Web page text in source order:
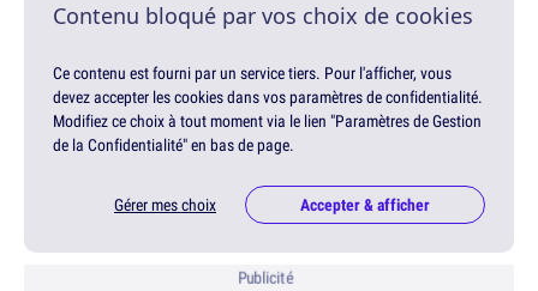
Contenu bloqué par vos choix de cookies
Ce contenu est fourni par un service tiers. Pour l'afficher, vous
devez accepter les cookies dans vos paramètres de confidentialité.
Modifiez ce choix à tout moment via le lien "Paramètres de Gestion
de la Confidentialité" en bas de page.
Gérer mes choix Accepter & afficher
Publicité